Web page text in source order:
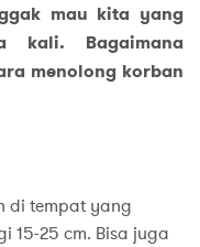
mau kita yang
kali. Bagaimana
menolong korban
di tempat yang
15-25 cm. Bisa juga